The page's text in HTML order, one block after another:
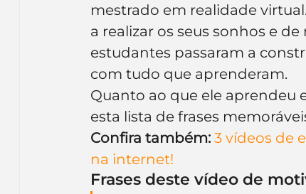
mestrado em realidade
a realizar os seus sonhos e
estudantes passaram a
com tudo que aprenderam.
Quanto ao que ele aprendeu
esta lista de frases
Confira também: 3 vídeos de
na internet!
Frases deste vídeo de